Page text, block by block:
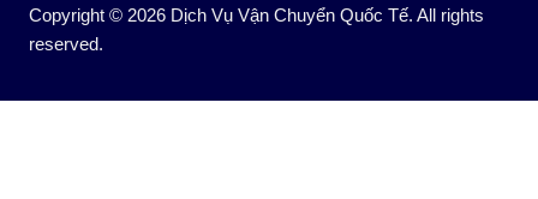
Copyright © 2026 Dịch Vụ Vận Chuyển Quốc Tế. All rights
reserved.